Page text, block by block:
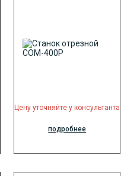
Цену уточняйте у консультанта
подробнее